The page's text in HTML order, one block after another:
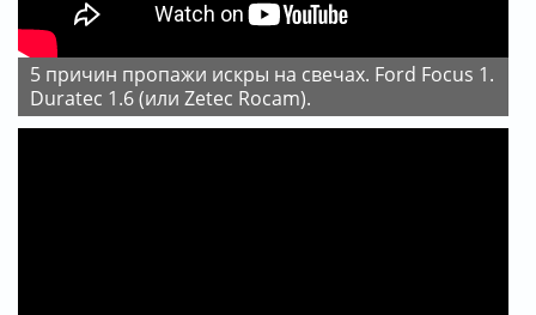
5 причин пропажи искры на свечах. Ford Focus 1.
Duratec 1.6 (или Zetec Rocam).